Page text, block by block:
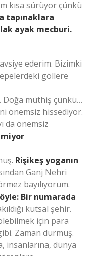
kısa sürüyor çünkü
tapınaklara
ayak mecburi.
ederim. Bizimki
göllere
Doğa müthiş çünkü…
önemsiz hissediyor.
da önemsiz
Rişikeş yoganın
Ganj Nehri
bayılıyorum.
Bir numarada
kutsal şehir.
için para
Zaman durmuş.
insanlarına, dünya